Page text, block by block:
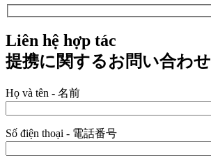
Liên hệ hợp tác
提携に関するお問い合わせ
Họ và tên - 名前
Số điện thoại - 電話番号